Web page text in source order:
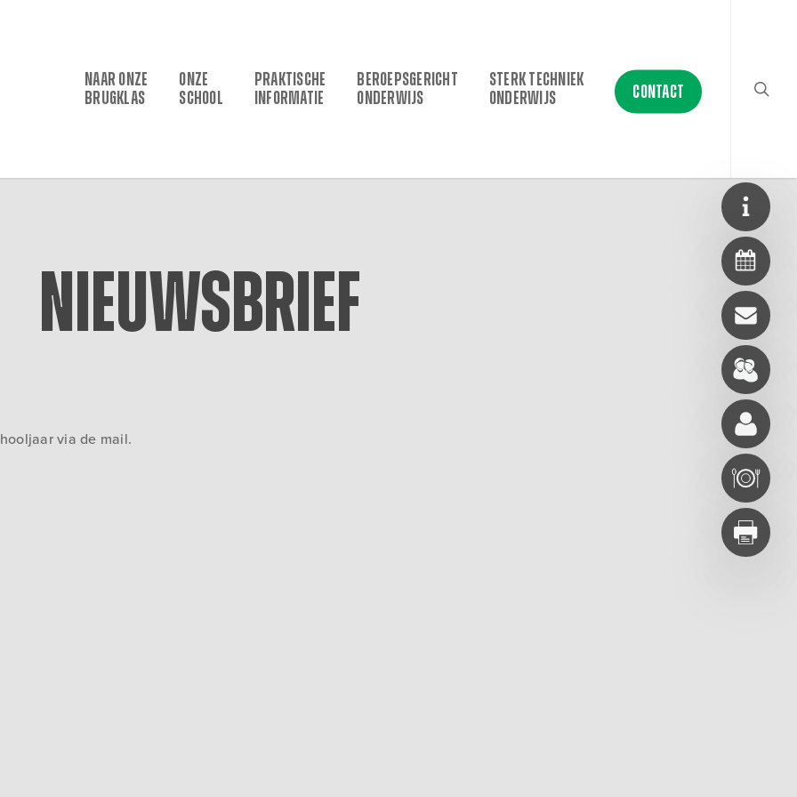
NAAR ONZE
BRUGKLAS
ONZE
SCHOOL
PRAKTISCHE
INFORMATIE
BEROEPSGERICHT
ONDERWIJS
STERK TECHNIEK
ONDERWIJS
CONTACT
Nieuwsbrief
via de mail.